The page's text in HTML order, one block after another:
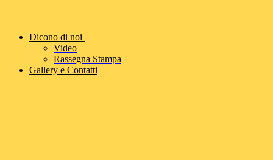
Dicono di noi
Video
Rassegna Stampa
Gallery e Contatti